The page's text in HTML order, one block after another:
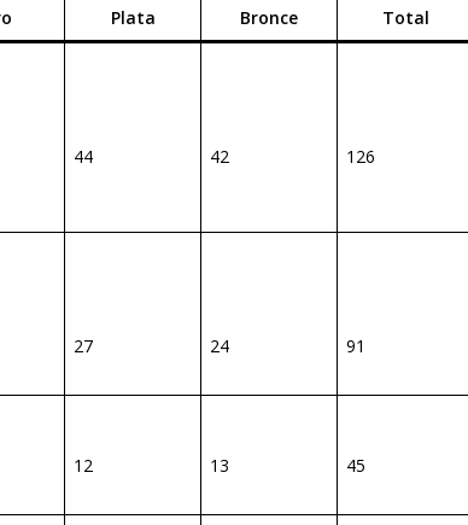
Plata Bronce Total
44 42 126
27 24 91
12 13 45